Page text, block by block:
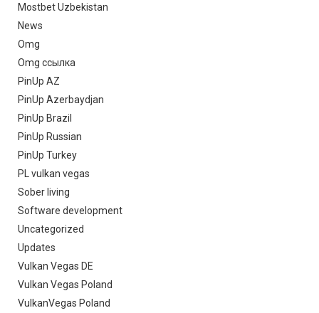
Mostbet Uzbekistan
News
Omg
Omg ссылка
PinUp AZ
PinUp Azerbaydjan
PinUp Brazil
PinUp Russian
PinUp Turkey
PL vulkan vegas
Sober living
Software development
Uncategorized
Updates
Vulkan Vegas DE
Vulkan Vegas Poland
VulkanVegas Poland